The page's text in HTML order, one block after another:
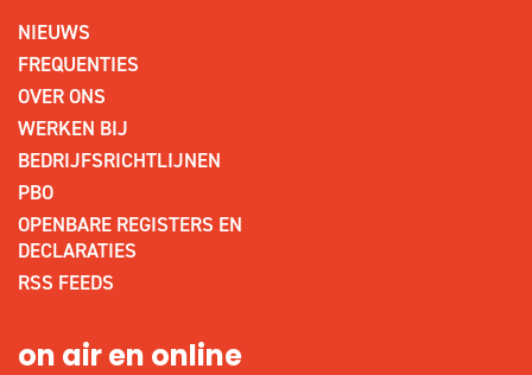
NIEUWS
FREQUENTIES
OVER ONS
WERKEN BIJ
BEDRIJFSRICHTLIJNEN
PBO
OPENBARE REGISTERS EN
DECLARATIES
RSS FEEDS
on air en online